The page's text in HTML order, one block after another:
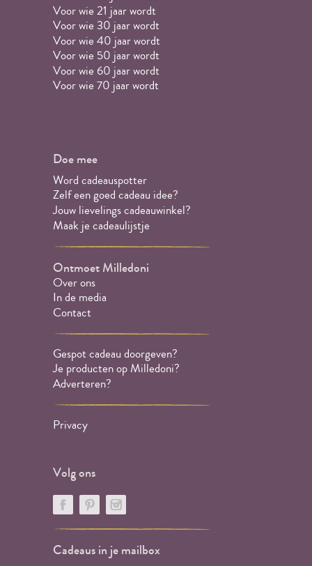
Voor wie 21 jaar wordt
Voor wie 30 jaar wordt
Voor wie 40 jaar wordt
Voor wie 50 jaar wordt
Voor wie 60 jaar wordt
Voor wie 70 jaar wordt
Doe mee
Word cadeauspotter
Zelf een goed cadeau idee?
Jouw lievelings cadeauwinkel?
Maak je cadeaulijstje
Ontmoet Milledoni
Over ons
In de media
Contact
Gespot cadeau doorgeven?
Je producten op Milledoni?
Adverteren?
Privacy
Volg ons
Cadeaus in je mailbox